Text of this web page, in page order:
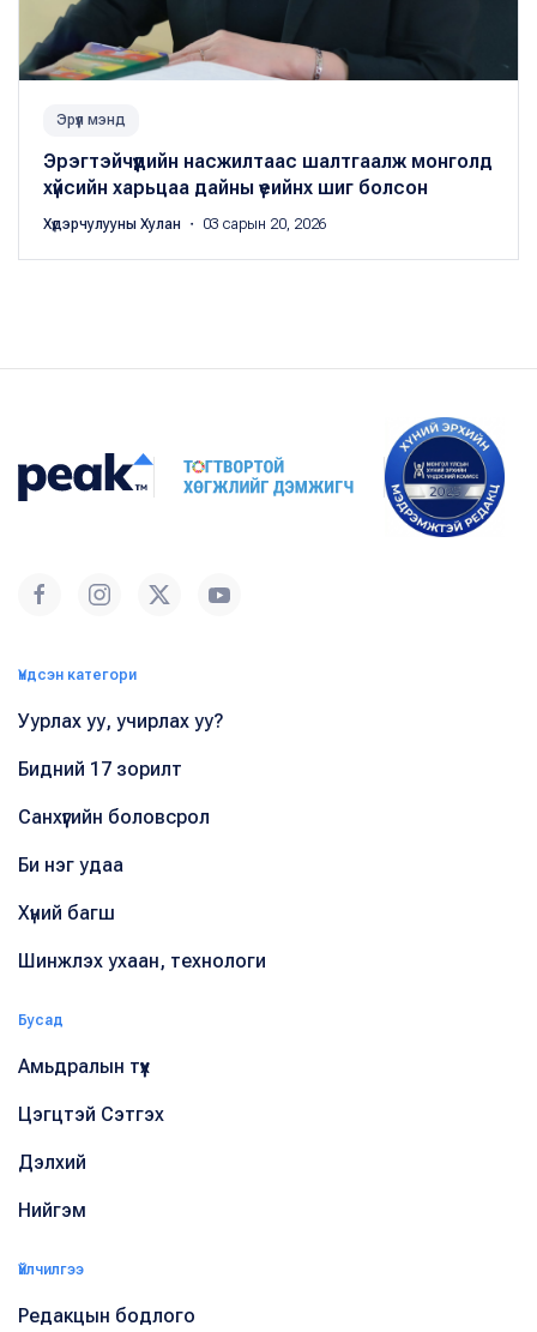
Эрүүл мэнд
Эрэгтэйчүүдийн насжилтаас шалтгаалж монголд
хүйсийн харьцаа дайны үеийнх шиг болсон
Хүдэрчулууны Хулан ・ 03 сарын 20, 2026
Үндсэн категори
Уурлах уу, учирлах уу?
Бидний 17 зорилт
Санхүүгийн боловсрол
Би нэг удаа
Хүний багш
Шинжлэх ухаан, технологи
Бусад
Амьдралын түүх
Цэгцтэй Сэтгэх
Дэлхий
Нийгэм
Үйлчилгээ
Редакцын бодлого